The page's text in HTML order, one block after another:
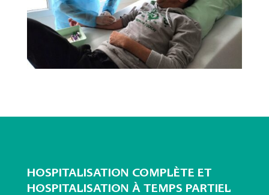
HOSPITALISATION COMPLÈTE ET
HOSPITALISATION À TEMPS PARTIEL